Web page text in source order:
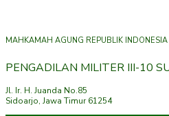
MAHKAMAH AGUNG REPUBLIK INDONESIA
PENGADILAN MILITER III-10
Jl. Ir. H. Juanda No.85
Sidoarjo, Jawa Timur 61254